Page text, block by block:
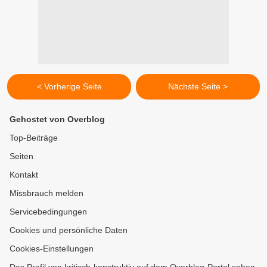
< Vorherige Seite Nächste Seite >
Gehostet von Overblog
Top-Beiträge
Seiten
Kontakt
Missbrauch melden
Servicebedingungen
Cookies und persönliche Daten
Cookies-Einstellungen